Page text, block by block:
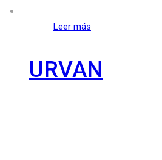
Leer más
URVAN